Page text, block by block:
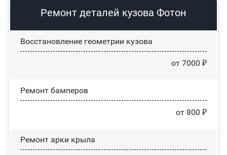
Ремонт деталей кузова Фотон
Восстановление геометрии кузова
от 7000 ₽
Ремонт бамперов
от 800 ₽
Ремонт арки крыла